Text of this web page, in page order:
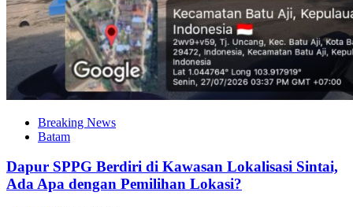
Breaking News
Batam
Dapur SPPG Berdiri di Kawasan Lokalisasi Sintai,
Ada Apa dengan Pemilihan Lokasi?